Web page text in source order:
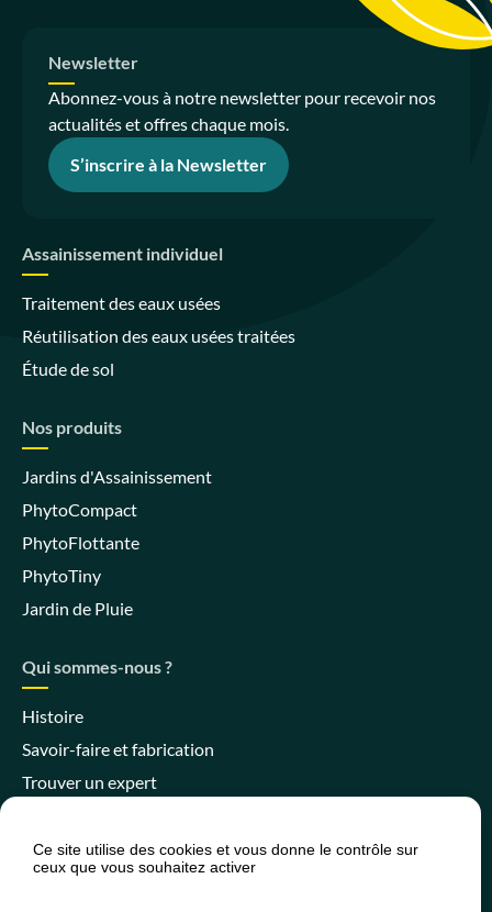
Newsletter
Abonnez-vous à notre newsletter pour recevoir nos
actualités et offres chaque mois.
S’inscrire à la Newsletter
Assainissement individuel
Traitement des eaux usées
Réutilisation des eaux usées traitées
Étude de sol
Nos produits
Jardins d'Assainissement
PhytoCompact
PhytoFlottante
PhytoTiny
Jardin de Pluie
Qui sommes-nous ?
Histoire
Savoir-faire et fabrication
Trouver un expert
Ce site utilise des cookies et vous donne le contrôle sur
ceux que vous souhaitez activer